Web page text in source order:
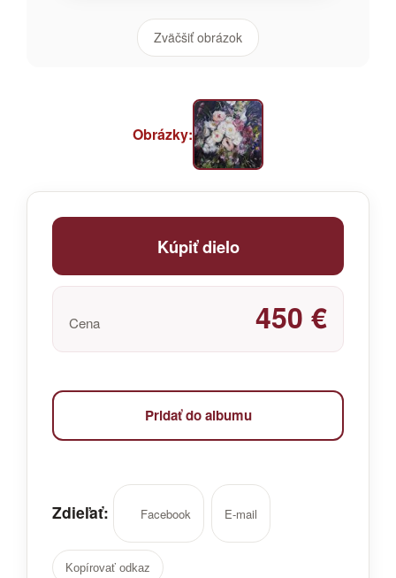
Zväčšiť obrázok
Obrázky:
Kúpiť dielo
Cena 450 €
Pridať do albumu
Zdieľať: Facebook E-mail
Kopírovať odkaz